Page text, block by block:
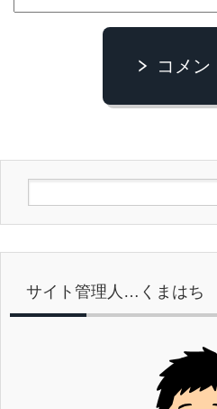
コメン
サイト管理人…くまはち